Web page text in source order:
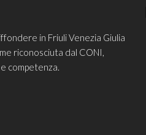
in Friuli Venezia Giulia
riconosciuta dal CONI,
competenza.